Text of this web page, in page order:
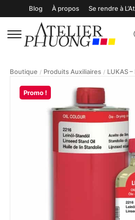
Blog À propos Se rendre à
Boutique / Produits Auxiliaires / LUKAS
Promo !